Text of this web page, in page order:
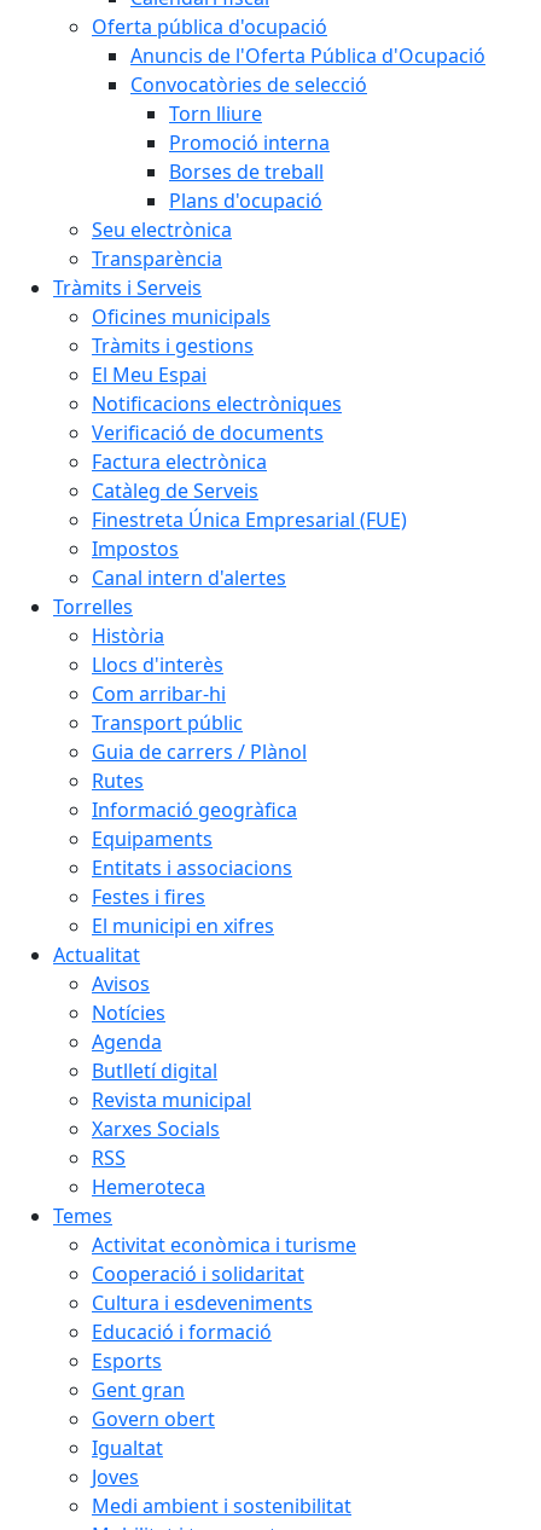
Oferta pública d'ocupació
Anuncis de l'Oferta Pública d'Ocupació
Convocatòries de selecció
Torn lliure
Promoció interna
Borses de treball
Plans d'ocupació
Seu electrònica
Transparència
Tràmits i Serveis
Oficines municipals
Tràmits i gestions
El Meu Espai
Notificacions electròniques
Verificació de documents
Factura electrònica
Catàleg de Serveis
Finestreta Única Empresarial (FUE)
Impostos
Canal intern d'alertes
Torrelles
Història
Llocs d'interès
Com arribar-hi
Transport públic
Guia de carrers / Plànol
Rutes
Informació geogràfica
Equipaments
Entitats i associacions
Festes i fires
El municipi en xifres
Actualitat
Avisos
Notícies
Agenda
Butlletí digital
Revista municipal
Xarxes Socials
RSS
Hemeroteca
Temes
Activitat econòmica i turisme
Cooperació i solidaritat
Cultura i esdeveniments
Educació i formació
Esports
Gent gran
Govern obert
Igualtat
Joves
Medi ambient i sostenibilitat